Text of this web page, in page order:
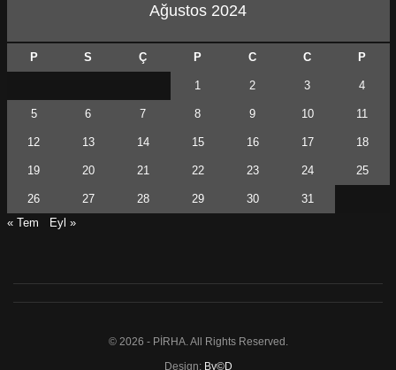
Ağustos 2024
P S Ç P C C P
1 2 3 4
5 6 7 8 9 10 11
12 13 14 15 16 17 18
19 20 21 22 23 24 25
26 27 28 29 30
31
« Tem
Eyl »
© 2026 - PİRHA. All Rights Reserved.
Design: By©D